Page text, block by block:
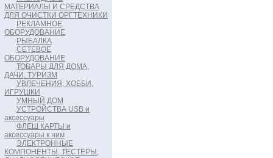
МАТЕРИАЛЫ И СРЕДСТВА
ДЛЯ ОЧИСТКИ ОРГТЕХНИКИ
РЕКЛАМНОЕ
ОБОРУДОВАНИЕ
РЫБАЛКА
СЕТЕВОЕ
ОБОРУДОВАНИЕ
ТОВАРЫ ДЛЯ ДОМА,
ДАЧИ. ТУРИЗМ
УВЛЕЧЕНИЯ, ХОББИ,
ИГРУШКИ
УМНЫЙ ДОМ
УСТРОЙСТВА USB и
аксессуары
ФЛЕШ КАРТЫ и
аксессуары к ним
ЭЛЕКТРОННЫЕ
КОМПОНЕНТЫ, ТЕСТЕРЫ,